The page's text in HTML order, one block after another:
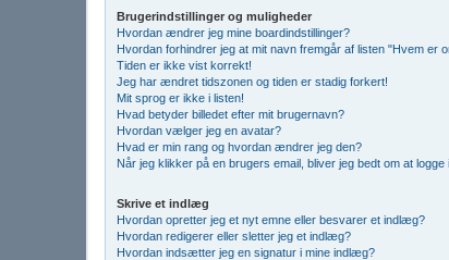
Brugerindstillinger og muligheder
Hvordan ændrer jeg mine boardindstillinger?
Hvordan forhindrer jeg at mit navn fremgår af listen "Hvem er
Tiden er ikke vist korrekt!
Jeg har ændret tidszonen og tiden er stadig forkert!
Mit sprog er ikke i listen!
Hvad betyder billedet efter mit brugernavn?
Hvordan vælger jeg en avatar?
Hvad er min rang og hvordan ændrer jeg den?
Når jeg klikker på en brugers email, bliver jeg bedt om at logge
Skrive et indlæg
Hvordan opretter jeg et nyt emne eller besvarer et indlæg?
Hvordan redigerer eller sletter jeg et indlæg?
Hvordan indsætter jeg en signatur i mine indlæg?